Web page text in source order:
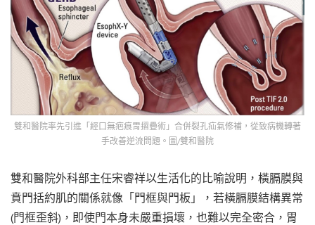
雙和醫院率先引進「經口無疤痕胃摺疊術」合併裂孔疝氣修補，從致病機轉著
手改善逆流問題。圖/雙和醫院
雙和醫院外科部主任宋睿祥以生活化的比喻說明，橫膈膜與
賁門括約肌的關係就像「門框與門板」，若橫膈膜結構異常
(門框歪斜)，即使門本身未嚴重損壞，也難以完全密合，胃